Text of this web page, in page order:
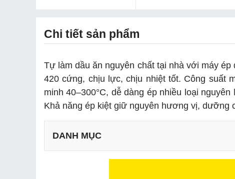
Chi tiết sản phẩm
Tự làm dầu ăn nguyên chất tại nhà với máy
420 cứng, chịu lực, chịu nhiệt tốt. Công suất
minh 40–300°C, dễ dàng ép nhiều loại
Khả năng ép kiệt giữ nguyên hương vị, dưỡng
DANH MỤC